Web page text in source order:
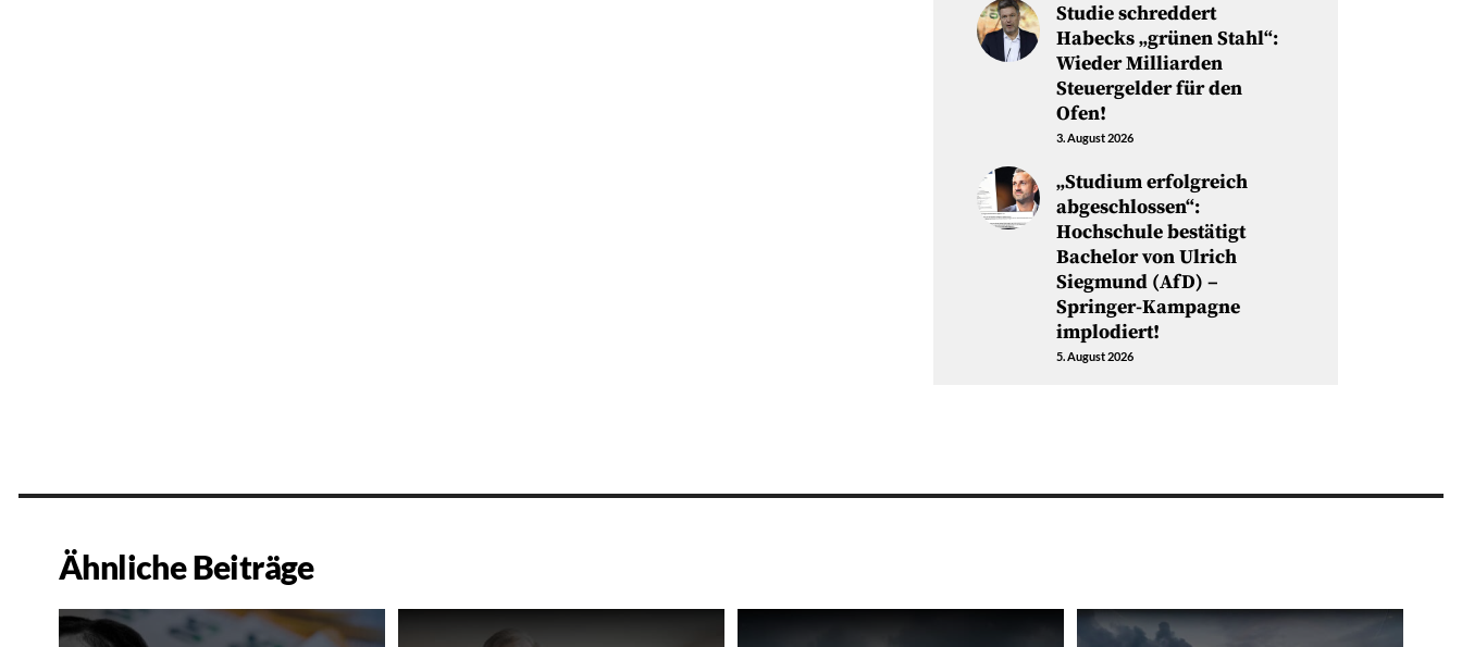
Studie schreddert
Habecks „grünen Stahl“:
Wieder Milliarden
Steuergelder für den
Ofen!
3. August 2026
„Studium erfolgreich
abgeschlossen“:
Hochschule bestätigt
Bachelor von Ulrich
Siegmund (AfD) –
Springer-Kampagne
implodiert!
5. August 2026
Ähnliche Beiträge